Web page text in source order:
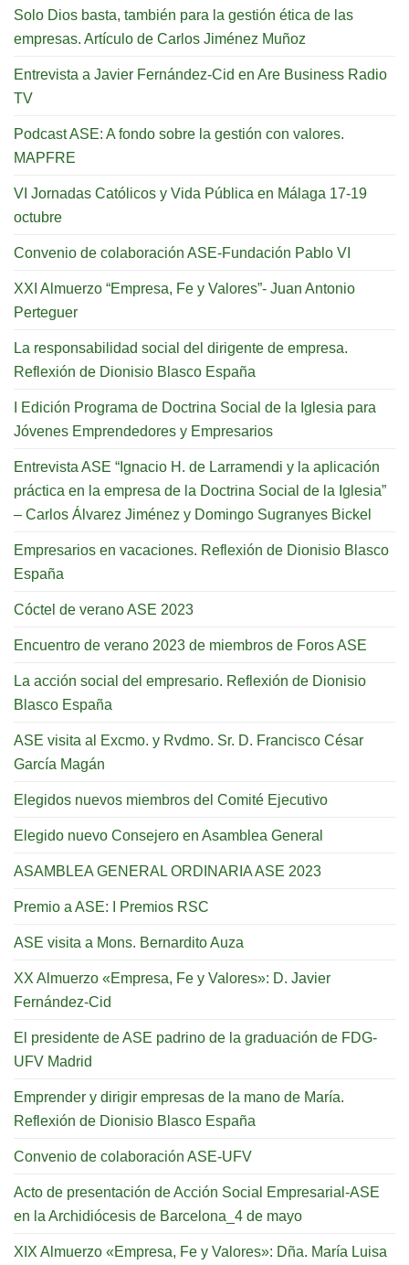
Solo Dios basta, también para la gestión ética de las
empresas. Artículo de Carlos Jiménez Muñoz
Entrevista a Javier Fernández-Cid en Are Business Radio
TV
Podcast ASE: A fondo sobre la gestión con valores.
MAPFRE
VI Jornadas Católicos y Vida Pública en Málaga 17-19
octubre
Convenio de colaboración ASE-Fundación Pablo VI
XXI Almuerzo “Empresa, Fe y Valores”- Juan Antonio
Perteguer
La responsabilidad social del dirigente de empresa.
Reflexión de Dionisio Blasco España
I Edición Programa de Doctrina Social de la Iglesia para
Jóvenes Emprendedores y Empresarios
Entrevista ASE “Ignacio H. de Larramendi y la aplicación
práctica en la empresa de la Doctrina Social de la Iglesia”
– Carlos Álvarez Jiménez y Domingo Sugranyes Bickel
Empresarios en vacaciones. Reflexión de Dionisio Blasco
España
Cóctel de verano ASE 2023
Encuentro de verano 2023 de miembros de Foros ASE
La acción social del empresario. Reflexión de Dionisio
Blasco España
ASE visita al Excmo. y Rvdmo. Sr. D. Francisco César
García Magán
Elegidos nuevos miembros del Comité Ejecutivo
Elegido nuevo Consejero en Asamblea General
ASAMBLEA GENERAL ORDINARIA ASE 2023
Premio a ASE: I Premios RSC
ASE visita a Mons. Bernardito Auza
XX Almuerzo «Empresa, Fe y Valores»: D. Javier
Fernández-Cid
El presidente de ASE padrino de la graduación de FDG-
UFV Madrid
Emprender y dirigir empresas de la mano de María.
Reflexión de Dionisio Blasco España
Convenio de colaboración ASE-UFV
Acto de presentación de Acción Social Empresarial-ASE
en la Archidiócesis de Barcelona_4 de mayo
XIX Almuerzo «Empresa, Fe y Valores»: Dña. María Luisa